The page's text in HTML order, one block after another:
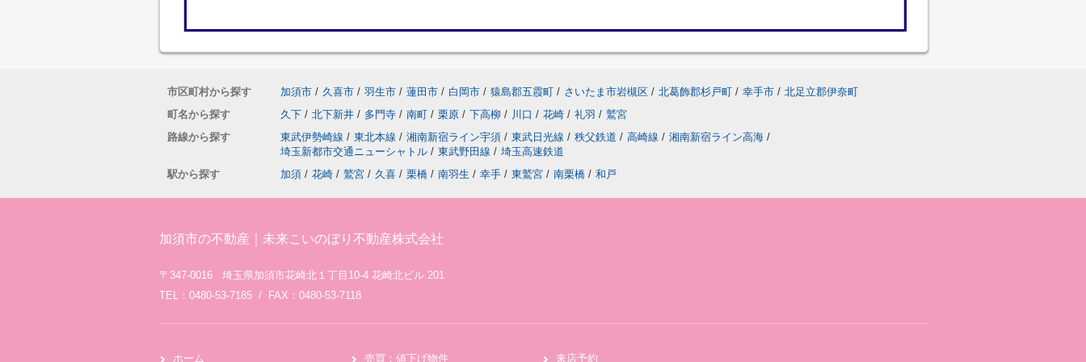
市区町村から探す 加須市 / 久喜市 / 羽生市 / 蓮田市 / 白岡市 / 猿島郡五霞町 / さいたま市岩槻区 / 北葛飾郡杉戸町 / 幸手市 / 北足立郡伊奈町
町名から探す
久下 / 北下新井 / 多門寺 / 南町 / 栗原 / 下高柳 / 川口 / 花崎 / 礼羽 / 鷲宮
路線から探す
東武伊勢崎線 / 東北本線 / 湘南新宿ライン宇須 / 東武日光線 / 秩父鉄道 / 高崎線 / 湘南新宿ライン高海 /
埼玉新都市交通ニューシャトル / 東武野田線 / 埼玉高速鉄道
駅から探す
加須 / 花崎 / 鷲宮 / 久喜 / 栗橋 / 南羽生 / 幸手 / 東鷲宮 / 南栗橋 / 和戸
加須市の不動産｜未来こいのぼり不動産株式会社
〒347-0016 埼玉県加須市花崎北１丁目10-4 花崎北ビル 201
TEL：0480-53-7185 / FAX：0480-53-7118
ホーム 売買：値下げ物件 来店予約